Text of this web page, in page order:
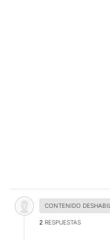
Comentario
CONTENIDO
2 RESPUESTAS